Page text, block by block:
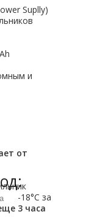
Suplly)
и
от
до -18°С за
3 часа